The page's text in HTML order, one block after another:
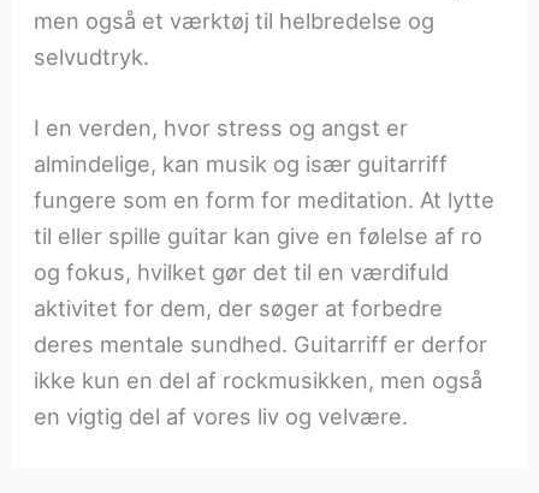
men også et værktøj til helbredelse og
selvudtryk.
I en verden, hvor stress og angst er
almindelige, kan musik og især guitarriff
fungere som en form for meditation. At lytte
til eller spille guitar kan give en følelse af ro
og fokus, hvilket gør det til en værdifuld
aktivitet for dem, der søger at forbedre
deres mentale sundhed. Guitarriff er derfor
ikke kun en del af rockmusikken, men også
en vigtig del af vores liv og velvære.